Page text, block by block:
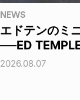
NEWS
エドテンのミ
──ED
2026.08.07